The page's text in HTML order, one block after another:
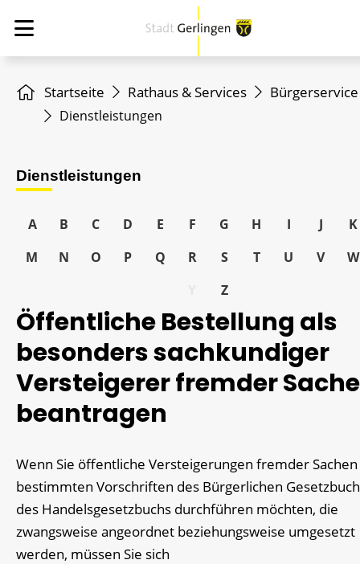
Startseite Rathaus & Services Bürgerservice
Dienstleistungen
Dienstleistungen
A B C D E F G H I J
K
M
N O P Q R S T U V
W
Z
Öffentliche Bestellung als
besonders sachkundiger
Versteigerer fremder
beantragen
Wenn Sie öffentliche Versteigerungen fremder Sachen
bestimmten Vorschriften des Bürgerlichen
des Handelsgesetzbuchs durchführen möchten, die
zwangsweise angeordnet beziehungsweise umgesetzt
werden, müssen Sie sich